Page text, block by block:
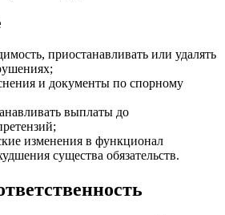
приостанавливать или удалять
и документы по спорному
выплаты до
изменения в функционал
существа обязательств.